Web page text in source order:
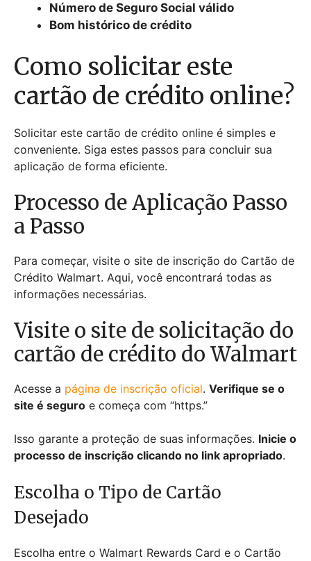
Número de Seguro Social válido
Bom histórico de crédito
Como solicitar este
cartão de crédito online?
Solicitar este cartão de crédito online é simples e
conveniente. Siga estes passos para concluir sua
aplicação de forma eficiente.
Processo de Aplicação Passo
a Passo
Para começar, visite o site de inscrição do Cartão de
Crédito Walmart. Aqui, você encontrará todas as
informações necessárias.
Visite o site de solicitação do
cartão de crédito do Walmart
Acesse a página de inscrição oficial. Verifique se o
site é seguro e começa com “https.”
Isso garante a proteção de suas informações. Inicie o
processo de inscrição clicando no link apropriado.
Escolha o Tipo de Cartão
Desejado
Escolha entre o Walmart Rewards Card e o Cartão